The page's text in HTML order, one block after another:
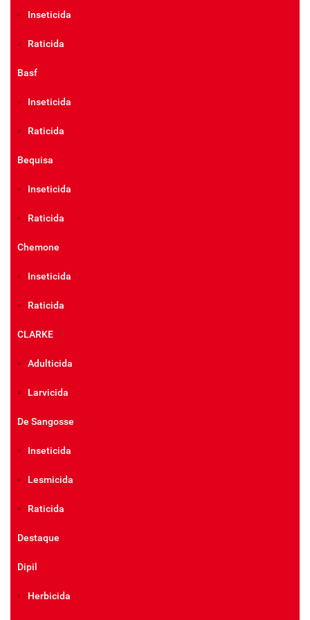
Inseticida
Raticida
Basf
Inseticida
Raticida
Bequisa
Inseticida
Raticida
Chemone
Inseticida
Raticida
CLARKE
Adulticida
Larvicida
De Sangosse
Inseticida
Lesmicida
Raticida
Destaque
Dipil
Herbicida